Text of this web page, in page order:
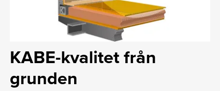
KABE-kvalitet från
grunden